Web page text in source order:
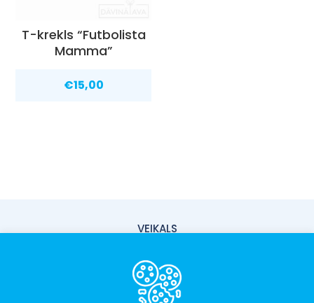
T-krekls “Futbolista
Mamma”
€15,00
VEIKALS
PAR MUMS